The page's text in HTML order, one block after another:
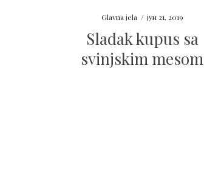
Glavna jela / јун 21, 2019
Sladak kupus sa
svinjskim mesom